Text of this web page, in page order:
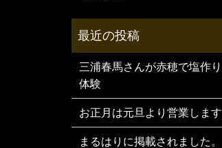
三浦春馬さんが赤穂で塩作り
体験
お正月は元旦より営業します
まるはりに掲載されました。